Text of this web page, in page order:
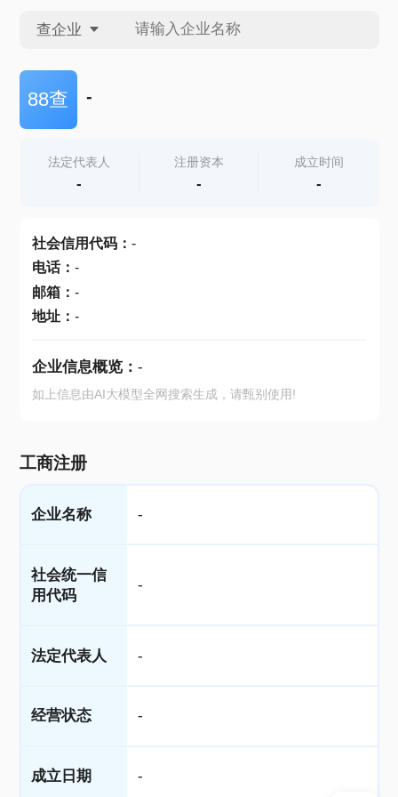
查企业
查企业
查产地
88查 -
法定代表人
-
注册资本
-
成立时间
-
社会信用代码： -
电话： -
邮箱： -
地址： -
企业信息概览： -
如上信息由AI大模型全网搜索生成，请甄别使用!
工商注册
企业名称 -
社会统一信
用代码
-
法定代表人 -
经营状态 -
成立日期 -